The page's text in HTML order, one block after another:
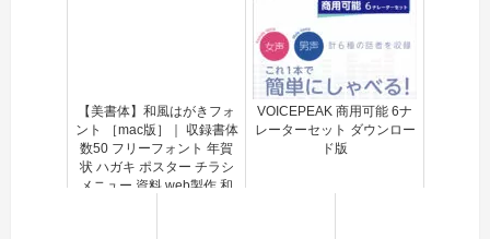
【美書体】和風はがきフォ
ント ［mac版］｜ 収録書体
数50 フリーフォント 年賀
状 ハガキ ポスター チラシ
メニュー 資料 web製作 和
VOICEPEAK 商用可能 6ナ
レーターセット ダウンロー
ド版